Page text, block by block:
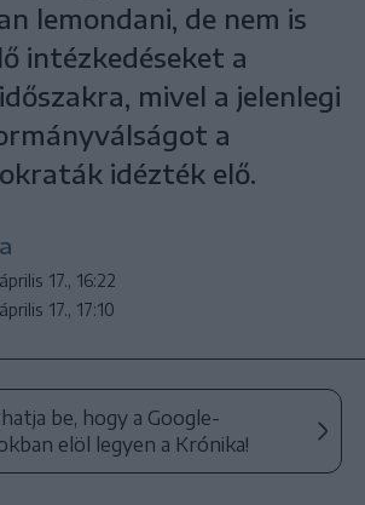
lemondani, de nem is
intézkedéseket a
mivel a jelenlegi
a
idézték elő.
17., 16:22
17., 17:10
be, hogy a Google-
elöl legyen a Krónika!